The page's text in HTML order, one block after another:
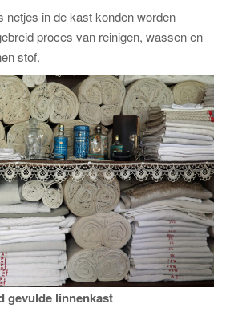
netjes in de kast konden worden
proces van reinigen, wassen en
stof.
gevulde linnenkast